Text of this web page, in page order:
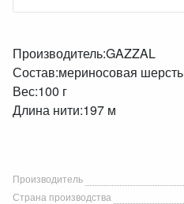
Производитель:GAZZAL
Состав:мериносовая шерсть
Вес:100 г
Длина нити:197 м
Производитель
Страна производства